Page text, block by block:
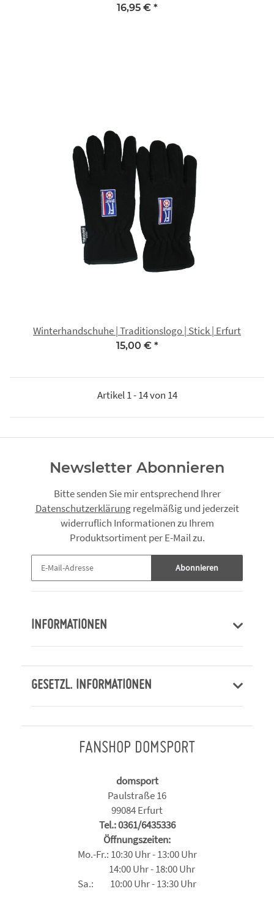
16,95 € *
Winterhandschuhe | Traditionslogo | Stick | Erfurt
15,00 € *
Artikel 1 - 14 von 14
Newsletter Abonnieren
Bitte senden Sie mir entsprechend Ihrer
Datenschutzerklärungregelmäßig und jederzeit
widerruflich Informationen zu Ihrem
Produktsortiment per E-Mail zu.
Abonnieren
INFORMATIONEN
GESETZL. INFORMATIONEN
FANSHOP DOMSPORT
domsport
Paulstraße 16
99084 Erfurt
Tel.: 0361/6435336
Öffnungszeiten:
Mo.-Fr.: 10:30 Uhr - 13:00 Uhr
14:00 Uhr - 18:00 Uhr
Sa.: 10:00 Uhr - 13:30 Uhr